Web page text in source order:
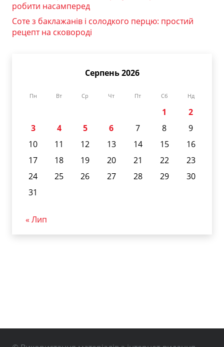
робити насамперед
Соте з баклажанів і солодкого перцю: простий
рецепт на сковороді
Серпень 2026
Пн Вт Ср Чт Пт Сб Нд
1
2
3
4 5 6 7 8
9
10
11 12 13 14 15
16
17
18 19 20 21 22
23
24
25 26 27 28 29
30
31
« Лип